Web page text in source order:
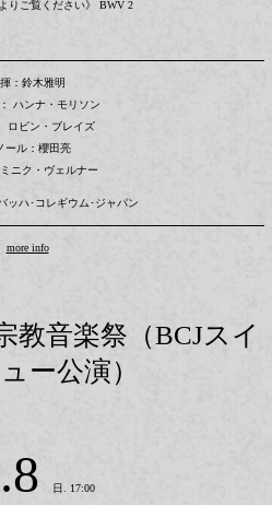
りご覧ください》 BWV 2
：鈴木雅明
ハンナ・モリソン
ロビン・ブレイズ
ール：櫻田亮
ニク・ヴェルナー
ッハ･コレギウム･ジャパン
more info
教音楽祭（BCJスイ
ー公演）
.8 日. 17:00